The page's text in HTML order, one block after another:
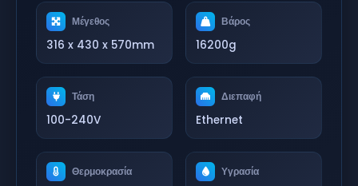
Μέγεθος
316 x 430 x 570mm
Βάρος
16200g
Τάση
100-240V
Διεπαφή
Ethernet
Θερμοκρασία Υγρασία